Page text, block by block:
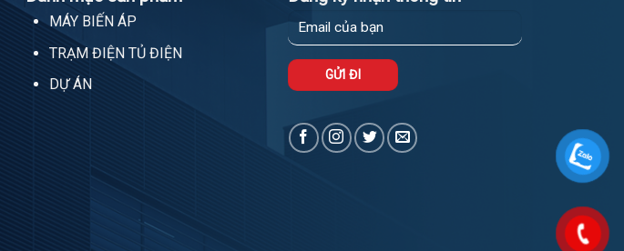
MÁY BIẾN ÁP
TRẠM ĐIỆN TỦ ĐIỆN
DỰ ÁN